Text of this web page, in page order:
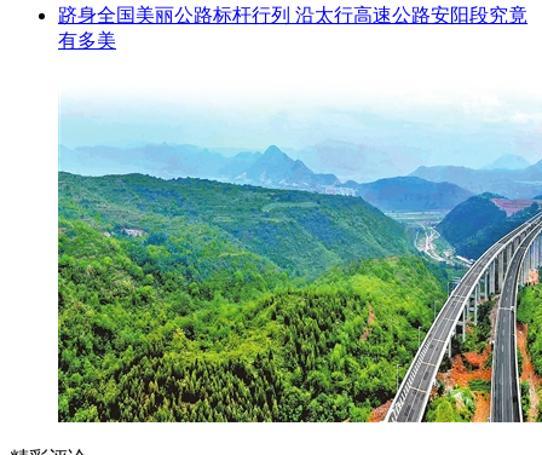
跻身全国美丽公路标杆行列 沿太行高速公路安阳段究竟
有多美